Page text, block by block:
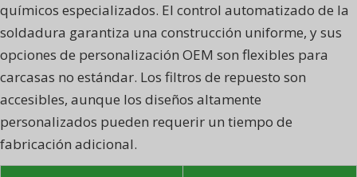
químicos especializados. El control automatizado de la
soldadura garantiza una construcción uniforme, y sus
opciones de personalización OEM son flexibles para
carcasas no estándar. Los filtros de repuesto son
accesibles, aunque los diseños altamente
personalizados pueden requerir un tiempo de
fabricación adicional.